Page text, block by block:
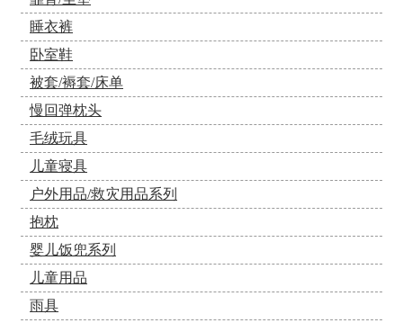
睡衣裤
卧室鞋
被套/褥套/床单
慢回弹枕头
毛绒玩具
儿童寝具
户外用品/救灾用品系列
抱枕
婴儿饭兜系列
儿童用品
雨具